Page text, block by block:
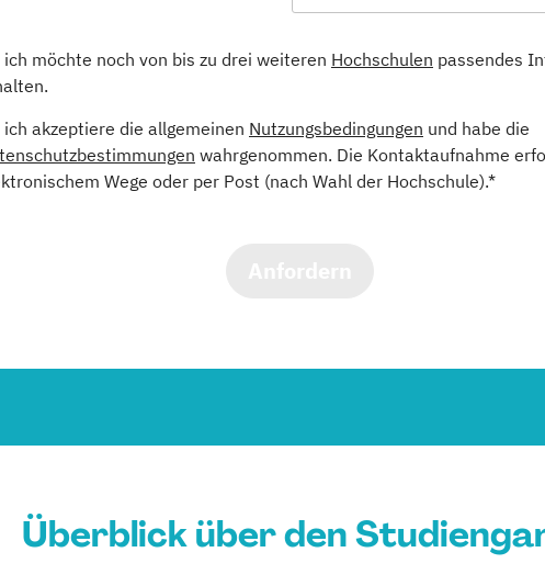
ich möchte noch von bis zu drei weiteren Hochschulen passendes
ich akzeptiere die allgemeinen Nutzungsbedingungen und habe die
wahrgenommen. Die Kontaktaufnahme
Wege oder per Post (nach Wahl der Hochschule).*
Überblick über den